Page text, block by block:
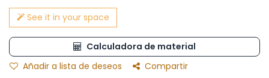
See it in your space
Calculadora de material
Añadir a lista de deseos
Compartir